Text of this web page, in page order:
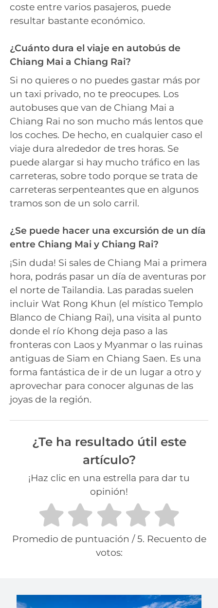
coste entre varios pasajeros, puede
resultar bastante económico.
¿Cuánto dura el viaje en autobús de
Chiang Mai a Chiang Rai?
Si no quieres o no puedes gastar más por
un taxi privado, no te preocupes. Los
autobuses que van de Chiang Mai a
Chiang Rai no son mucho más lentos que
los coches. De hecho, en cualquier caso el
viaje dura alrededor de tres horas. Se
puede alargar si hay mucho tráfico en las
carreteras, sobre todo porque se trata de
carreteras serpenteantes que en algunos
tramos son de un solo carril.
¿Se puede hacer una excursión de un día
entre Chiang Mai y Chiang Rai?
¡Sin duda! Si sales de Chiang Mai a primera
hora, podrás pasar un día de aventuras por
el norte de Tailandia. Las paradas suelen
incluir Wat Rong Khun (el místico Templo
Blanco de Chiang Rai), una visita al punto
donde el río Khong deja paso a las
fronteras con Laos y Myanmar o las ruinas
antiguas de Siam en Chiang Saen. Es una
forma fantástica de ir de un lugar a otro y
aprovechar para conocer algunas de las
joyas de la región.
¿Te ha resultado útil este
artículo?
¡Haz clic en una estrella para dar tu
opinión!
Promedio de puntuación / 5. Recuento de
votos: